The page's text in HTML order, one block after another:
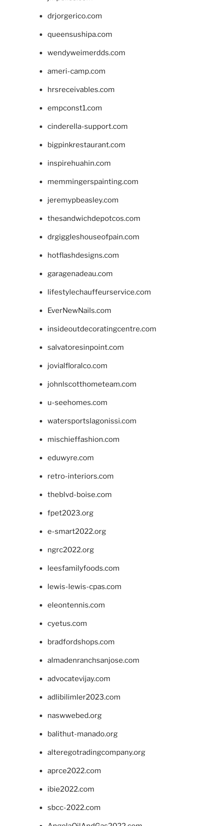
drjorgerico.com
queensushipa.com
wendyweimerdds.com
ameri-camp.com
hrsreceivables.com
empconst1.com
cinderella-support.com
bigpinkrestaurant.com
inspirehuahin.com
memmingerspainting.com
jeremypbeasley.com
thesandwichdepotcos.com
drgiggleshouseofpain.com
hotflashdesigns.com
garagenadeau.com
lifestylechauffeurservice.com
EverNewNails.com
insideoutdecoratingcentre.com
salvatoresinpoint.com
jovialfloralco.com
johnlscotthometeam.com
u-seehomes.com
watersportslagonissi.com
mischieffashion.com
eduwyre.com
retro-interiors.com
theblvd-boise.com
fpet2023.org
e-smart2022.org
ngrc2022.org
leesfamilyfoods.com
lewis-lewis-cpas.com
eleontennis.com
cyetus.com
bradfordshops.com
almadenranchsanjose.com
advocatevijay.com
adlibilimler2023.com
naswwebed.org
balithut-manado.org
alteregotradingcompany.org
aprce2022.com
ibie2022.com
sbcc-2022.com